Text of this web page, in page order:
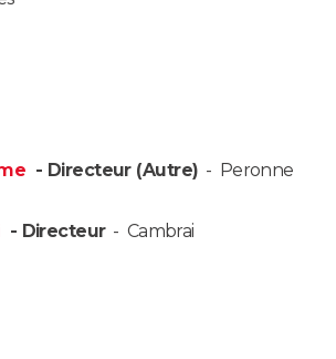
- Directeur (Autre) - Peronne
- Directeur- Cambrai